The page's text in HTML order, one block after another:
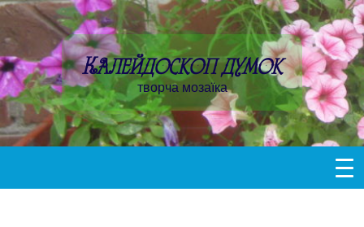
Пропустити
контент
Калейдоскоп думок
творча мозаїка